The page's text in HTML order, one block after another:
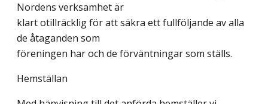
Nordens verksamhet är
klart otillräcklig för att säkra ett fullföljande av alla
de åtaganden som
föreningen har och de förväntningar som ställs.
Hemställan